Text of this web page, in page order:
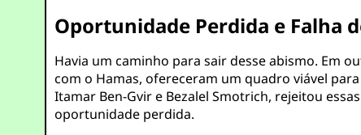
Oportunidade Perdida e Falha
Havia um caminho para sair desse abismo. Em
com o Hamas, ofereceram um quadro viável
Itamar Ben-Gvir e Bezalel Smotrich, rejeitou
oportunidade perdida.